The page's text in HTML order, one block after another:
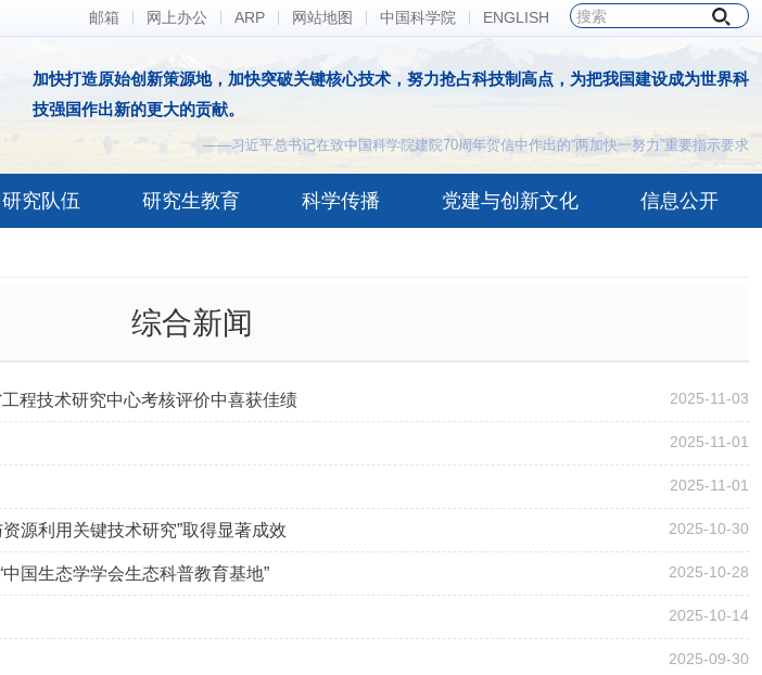
邮箱 网上办公 ARP 网站地图 中国科学院 ENGLISH
加快打造原始创新策源地，加快突破关键核心技术，努力抢占科技制高点，为把我国建设成为世界科
技强国作出新的更大的贡献。
——习近平总书记在致中国科学院建院70周年贺信中作出的“两加快一努力”重要指示要求
研究队伍 研究生教育 科学传播 党建与创新文化 信息公开
综合新闻
程技术研究中心考核评价中喜获佳绩 2025-11-03
2025-11-01
2025-11-01
源利用关键技术研究”取得显著成效 2025-10-30
国生态学学会生态科普教育基地” 2025-10-28
2025-10-14
2025-09-30